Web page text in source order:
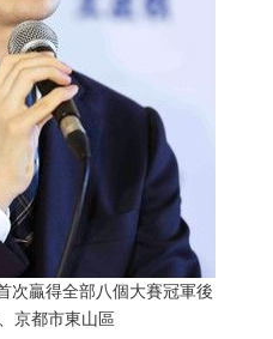
次贏得全部八個大賽冠軍後
京都市東山區